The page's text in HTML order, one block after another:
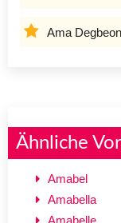
Ama
Ähnliche
Amabel
Amabella
Amabelle